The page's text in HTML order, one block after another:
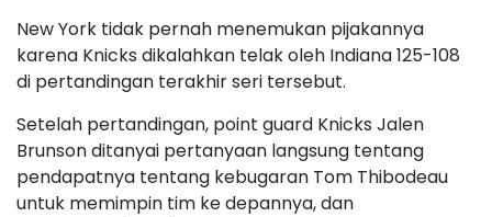
New York tidak pernah menemukan pijakannya
karena Knicks dikalahkan telak oleh Indiana 125-108
di pertandingan terakhir seri tersebut.
Setelah pertandingan, point guard Knicks Jalen
Brunson ditanyai pertanyaan langsung tentang
pendapatnya tentang kebugaran Tom Thibodeau
untuk memimpin tim ke depannya, dan